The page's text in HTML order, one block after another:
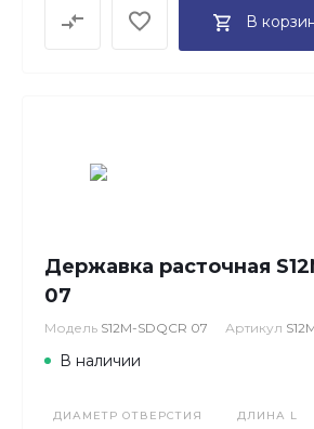
В
Державка расточная
07
Модель S12M-SDQCR 07 Артикул
В наличии
ДИАМЕТР ОТВЕРСТИЯ ДЛИНА L